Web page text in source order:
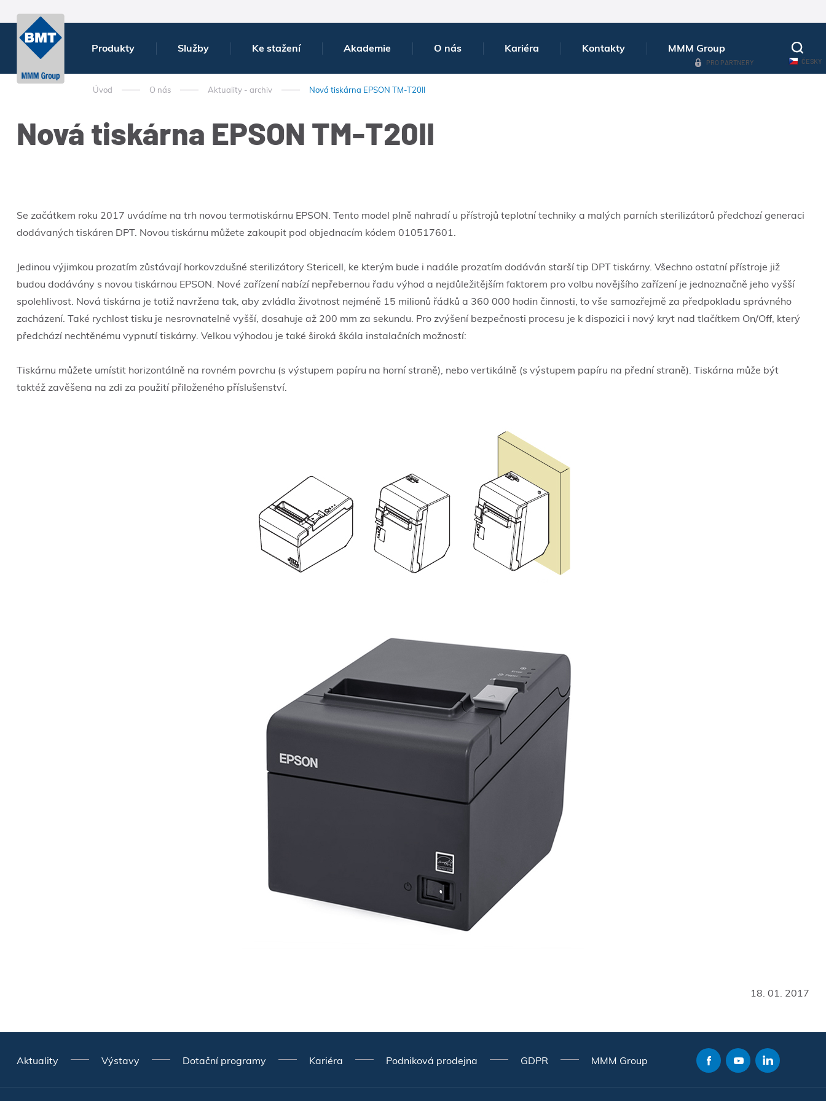
Produkty Služby Ke stažení Akademie O nás Kariéra Kontakty MMM Group
ČESKY
PRO PARTNERY
Úvod O nás Aktuality - archiv Nová tiskárna EPSON TM-T20II
Nová tiskárna EPSON TM-T20II
Se začátkem roku 2017 uvádíme na trh novou termotiskárnu EPSON. Tento model plně nahradí u přístrojů teplotní techniky a malých parních sterilizátorů předchozí generaci
dodávaných tiskáren DPT. Novou tiskárnu můžete zakoupit pod objednacím kódem 010517601.
Jedinou výjimkou prozatím zůstávají horkovzdušné sterilizátory Stericell, ke kterým bude i nadále prozatím dodáván starší tip DPT tiskárny. Všechno ostatní přístroje již
budou dodávány s novou tiskárnou EPSON. Nové zařízení nabízí nepřebernou řadu výhod a nejdůležitějším faktorem pro volbu novějšího zařízení je jednoznačně jeho vyšší
spolehlivost. Nová tiskárna je totiž navržena tak, aby zvládla životnost nejméně 15 milionů řádků a 360 000 hodin činnosti, to vše samozřejmě za předpokladu správného
zacházení. Také rychlost tisku je nesrovnatelně vyšší, dosahuje až 200 mm za sekundu. Pro zvýšení bezpečnosti procesu je k dispozici i nový kryt nad tlačítkem On/Off, který
předchází nechtěnému vypnutí tiskárny. Velkou výhodou je také široká škála instalačních možností:
Tiskárnu můžete umístit horizontálně na rovném povrchu (s výstupem papíru na horní straně), nebo vertikálně (s výstupem papíru na přední straně). Tiskárna může být
taktéž zavěšena na zdi za použití přiloženého příslušenství.
18. 01. 2017
Aktuality Výstavy Dotační programy Kariéra Podniková prodejna GDPR MMM Group